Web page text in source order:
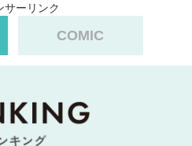
サーリンク
COMIC